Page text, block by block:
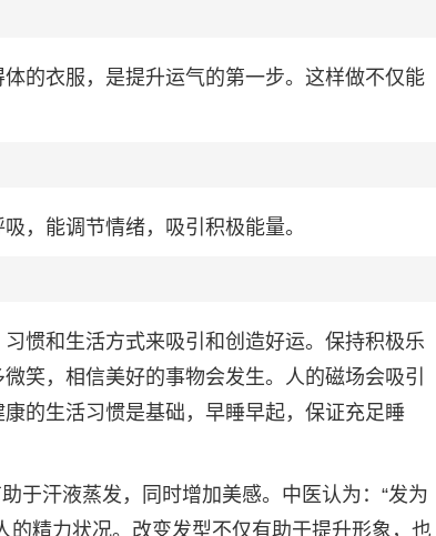
的衣服，是提升运气的第一步。这样做不仅能
，能调节情绪，吸引积极能量。
惯和生活方式来吸引和创造好运。保持积极乐
笑，相信美好的事物会发生。人的磁场会吸引
的生活习惯是基础，早睡早起，保证充足睡
于汗液蒸发，同时增加美感。中医认为：“发为
的精力状况。改变发型不仅有助于提升形象，也